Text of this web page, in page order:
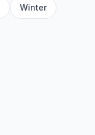
Winter